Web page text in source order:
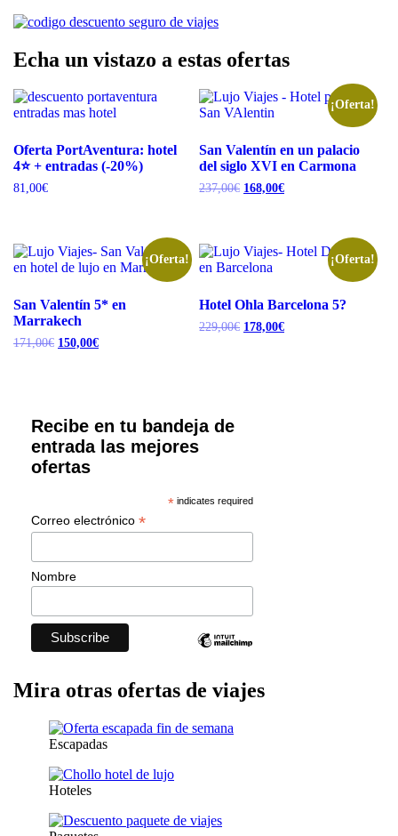
Echa un vistazo a estas ofertas
Oferta PortAventura: hotel
4⭐️ + entradas (-20%)
81,00€
¡Oferta!
San Valentín en un palacio
del siglo XVI en Carmona
237,00€ El
168,00€El
¡Oferta!
San Valentín 5* en
Marrakech
171,00€ El
150,00€El
¡Oferta!
Hotel Ohla Barcelona 5?
229,00€ El
178,00€El
Recibe en tu bandeja de
entrada las mejores
ofertas
*indicates required
Correo electrónico *
Nombre
Mira otras ofertas de viajes
Escapadas
Hoteles